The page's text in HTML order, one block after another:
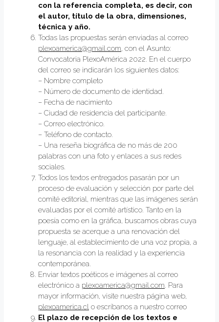
con la referencia completa, es decir, con
el autor, título de la obra, dimensiones,
técnica y año.
Todas las propuestas serán enviadas al correo
plexoamerica@gmail.com, con el Asunto:
Convocatoria PlexoAmérica 2022. En el cuerpo
del correo se indicarán los siguientes datos:
– Nombre completo
– Número de documento de identidad.
– Fecha de nacimiento
– Ciudad de residencia del participante.
– Correo electrónico.
– Teléfono de contacto.
– Una reseña biográfica de no más de 200
palabras con una foto y enlaces a sus redes
sociales.
Todos los textos entregados pasarán por un
proceso de evaluación y selección por parte del
comité editorial, mientras que las imágenes serán
evaluadas por el comité artístico. Tanto en la
poesía como en la gráfica, buscamos obras cuya
propuesta se acerque a una renovación del
lenguaje, al establecimiento de una voz propia, a
la resonancia con la realidad y la experiencia
contemporánea.
Enviar textos poéticos e imágenes al correo
electrónico a plexoamerica@gmail.com. Para
mayor información, visite nuestra página web,
plexoamerica.cl o escríbanos a nuestro correo
El plazo de recepción de los textos e